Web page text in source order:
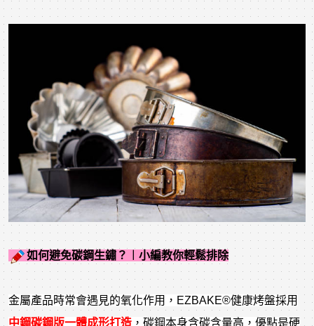
如何避免碳鋼生鏽？︱小編教你輕鬆排除
金屬產品時常會遇見的氧化作用，EZBAKE®健康烤盤採用
中鋼碳鋼版一體成形打造 ，碳鋼本身含碳含量高，優點是硬